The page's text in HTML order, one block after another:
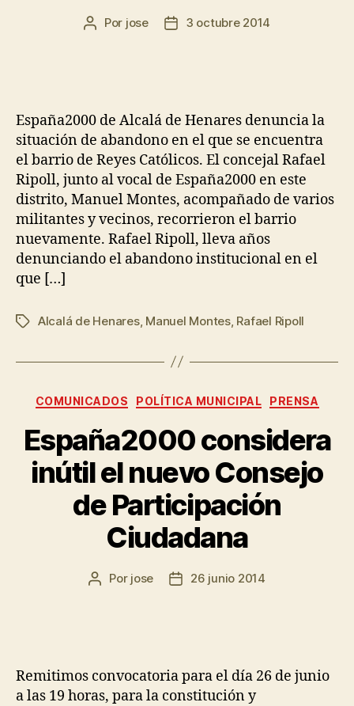
Por jose 3 octubre 2014
España2000 de Alcalá de Henares denuncia la
situación de abandono en el que se encuentra
el barrio de Reyes Católicos. El concejal Rafael
Ripoll, junto al vocal de España2000 en este
distrito, Manuel Montes, acompañado de varios
militantes y vecinos, recorrieron el barrio
nuevamente. Rafael Ripoll, lleva años
denunciando el abandono institucional en el
que […]
Alcalá de Henares, Manuel Montes, Rafael Ripoll
COMUNICADOS POLÍTICA MUNICIPAL PRENSA
España2000 considera
inútil el nuevo Consejo
de Participación
Ciudadana
Por jose 26 junio 2014
Remitimos convocatoria para el día 26 de junio
a las 19 horas, para la constitución y